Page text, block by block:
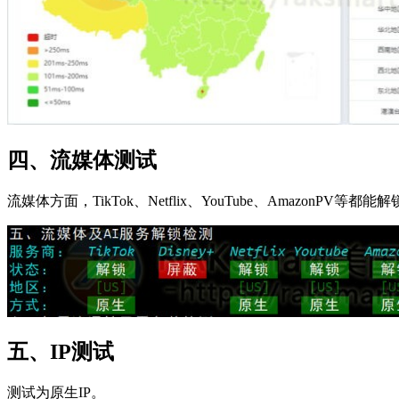
四、流媒体测试
流媒体方面，TikTok、Netflix、YouTube、AmazonPV等都能解
五、IP测试
测试为原生IP。